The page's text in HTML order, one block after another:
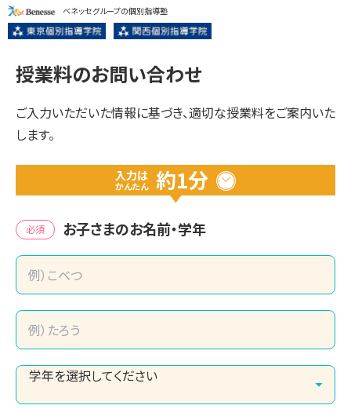
ベネッセグループの個別指導塾
授業料のお問い合わせ
ご入力いただいた情報に基づき、適切な授業料をご案内いた
します。
入力は
かんたん 約1分
必須 お子さまのお名前・学年